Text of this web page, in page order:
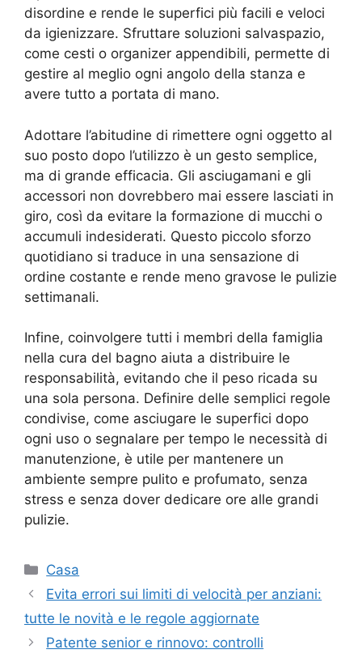
disordine e rende le superfici più facili e veloci
da igienizzare. Sfruttare soluzioni salvaspazio,
come cesti o organizer appendibili, permette di
gestire al meglio ogni angolo della stanza e
avere tutto a portata di mano.
Adottare l’abitudine di rimettere ogni oggetto al
suo posto dopo l’utilizzo è un gesto semplice,
ma di grande efficacia. Gli asciugamani e gli
accessori non dovrebbero mai essere lasciati in
giro, così da evitare la formazione di mucchi o
accumuli indesiderati. Questo piccolo sforzo
quotidiano si traduce in una sensazione di
ordine costante e rende meno gravose le pulizie
settimanali.
Infine, coinvolgere tutti i membri della famiglia
nella cura del bagno aiuta a distribuire le
responsabilità, evitando che il peso ricada su
una sola persona. Definire delle semplici regole
condivise, come asciugare le superfici dopo
ogni uso o segnalare per tempo le necessità di
manutenzione, è utile per mantenere un
ambiente sempre pulito e profumato, senza
stress e senza dover dedicare ore alle grandi
pulizie.
Categorie
Casa
Evita errori sui limiti di velocità per anziani:
tutte le novità e le regole aggiornate
Patente senior e rinnovo: controlli